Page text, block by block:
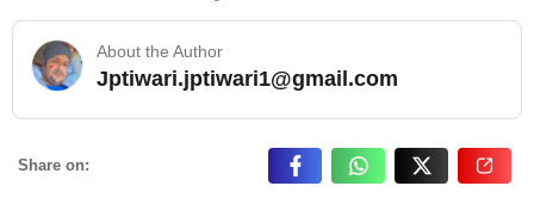
About the Author
Jptiwari.jptiwari1@gmail.com… Read More
Share on: